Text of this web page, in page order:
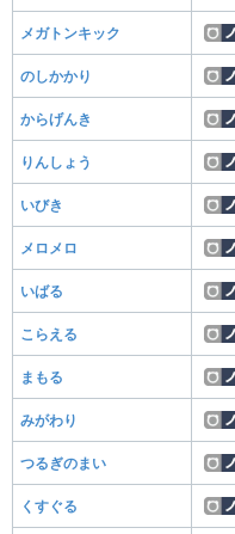
メガトンキック
のしかかり
からげんき
りんしょう
いびき
メロメロ
いばる
こらえる
まもる
みがわり
つるぎのまい
くすぐる